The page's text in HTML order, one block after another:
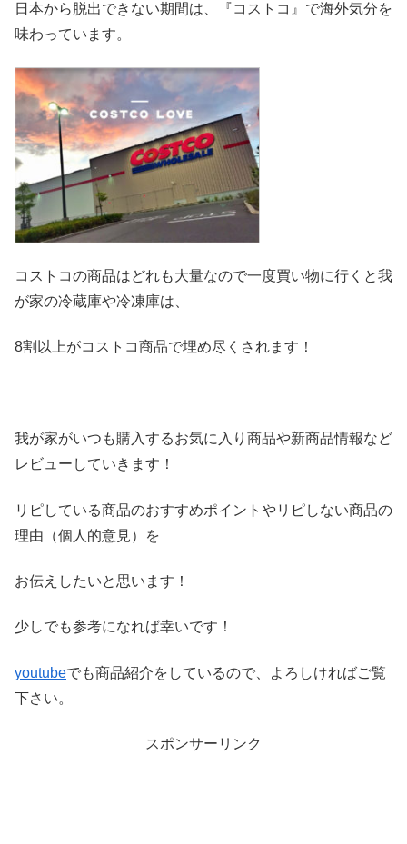
日本から脱出できない期間は、『コストコ』 で海外気分を
味わっています。
コストコの商品はどれも大量なので一度買い物に行くと我
が家の冷蔵庫や冷凍庫は、
8割以上がコストコ商品で埋め尽くされます！
我が家がいつも購入するお気に入り商品や新商品情報など
レビ ューしていきます！
リピしている商品のおすすめポイントやリピしない商品の
理由（個人的意見）を
お伝えしたいと思います！
少しでも参考になれば幸いです！
youtubeでも商品紹介をしているので、よろしければご覧
下さい。
スポンサーリンク